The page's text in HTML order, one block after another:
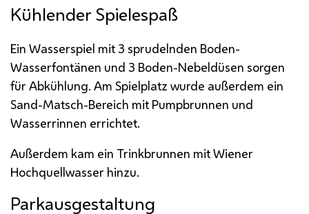
Kühlender Spielespaß
Ein Wasserspiel mit 3 sprudelnden Boden-
Wasserfontänen und 3 Boden-Nebeldüsen sorgen
für Abkühlung. Am Spielplatz wurde außerdem ein
Sand-Matsch-Bereich mit Pumpbrunnen und
Wasserrinnen errichtet.
Außerdem kam ein Trinkbrunnen mit Wiener
Hochquellwasser hinzu.
Parkausgestaltung